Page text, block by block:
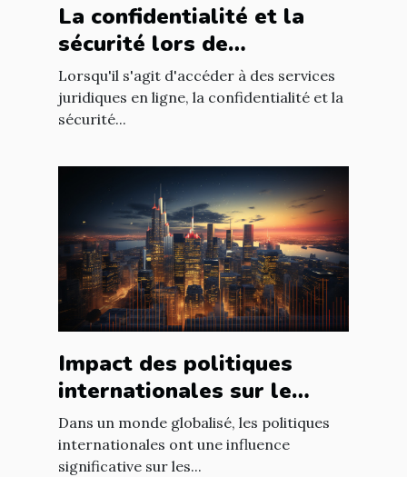
La confidentialité et la
sécurité lors de
l'utilisation d'un avocat en
ligne
Lorsqu'il s'agit d'accéder à des services
juridiques en ligne, la confidentialité et la
sécurité...
Impact des politiques
internationales sur le
marché immobilier
français
Dans un monde globalisé, les politiques
internationales ont une influence
significative sur les...